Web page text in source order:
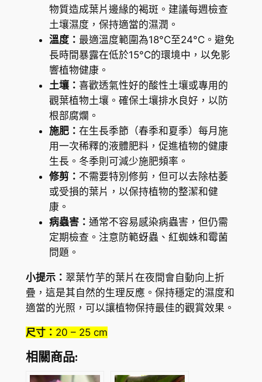
物質造成葉片邊緣的褐斑。建議每週檢查
土壤濕度，保持適當的濕潤。
溫度： 最適溫度範圍為18°C至24°C。避免
長時間暴露在低於15°C的環境中，以免影
響植物健康。
土壤： 喜歡透氣性好的酸性土壤或專用的
觀葉植物土壤。確保土壤排水良好，以防
根部腐爛。
施肥： 在生長季節（春季和夏季）每月施
用一次稀釋的液體肥料，促進植物的健康
生長。冬季則可減少施肥頻率。
修剪： 不需要特別修剪，但可以去除枯萎
或受損的葉片，以保持植物的整潔和健
康。
病蟲害： 通常不容易感染病蟲害，但仍需
定期檢查。注意防範蚜蟲、紅蜘蛛和霉菌
問題。
小提示： 翠葉竹芋的葉片在夜間會自動向上折
疊，這是其自然的生理反應。保持穩定的濕度和
適當的光照，可以讓植物保持最佳的觀賞效果。
尺寸： 20 – 25 cm
相關商品: